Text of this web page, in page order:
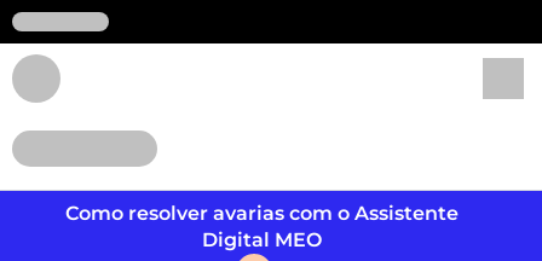
Como resolver avarias com o Assistente
Digital MEO